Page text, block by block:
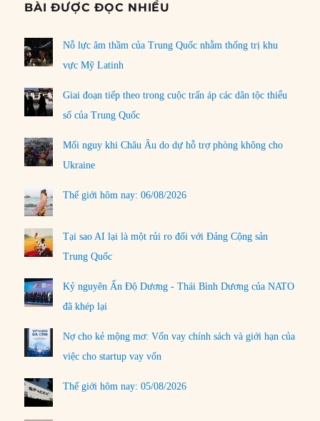
BÀI ĐƯỢC ĐỌC NHIỀU
Nỗ lực âm thầm của Trung Quốc nhằm thống trị khu
vực Mỹ Latinh
Giai đoạn tiếp theo trong cuộc trấn áp các dân tộc thiểu
số của Trung Quốc
Mối nguy khi Châu Âu do dự hỗ trợ phòng không cho
Ukraine
Thế giới hôm nay: 06/08/2026
Tại sao AI lại là một rủi ro đối với Đảng Cộng sản
Trung Quốc
Kỷ nguyên Ấn Độ Dương - Thái Bình Dương của NATO
đã khép lại
Nợ cho kẻ mộng mơ: Vốn vay chính sách và giới hạn của
việc cho startup vay vốn
Thế giới hôm nay: 05/08/2026